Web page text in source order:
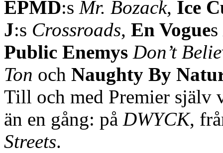
EPMD:s Mr. Bozack, Ice
J:s Crossroads, En Vogues
Public Enemys Don’t
Ton och Naughty By
Till och med Premier själv
än en gång: på DWYCK,
Streets.